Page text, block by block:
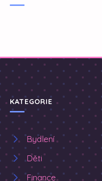
KATEGORIE
Bydlení
Děti
Finance